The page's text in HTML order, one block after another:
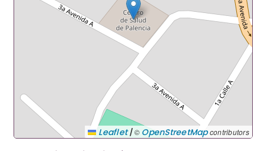
Leaflet|© OpenStreetMapcontributors